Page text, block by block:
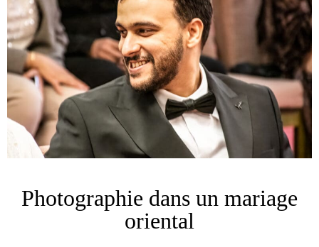
Photographie dans un mariage
oriental